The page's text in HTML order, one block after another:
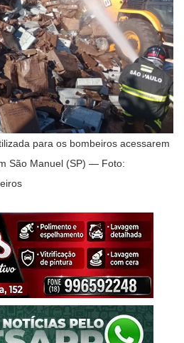
para os bombeiros acessarem
São Manuel (SP) — Foto: